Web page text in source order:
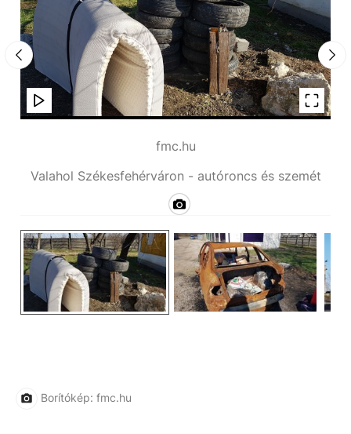
fmc.hu
Valahol Székesfehérváron - autóroncs és szemét
Borítókép: fmc.hu